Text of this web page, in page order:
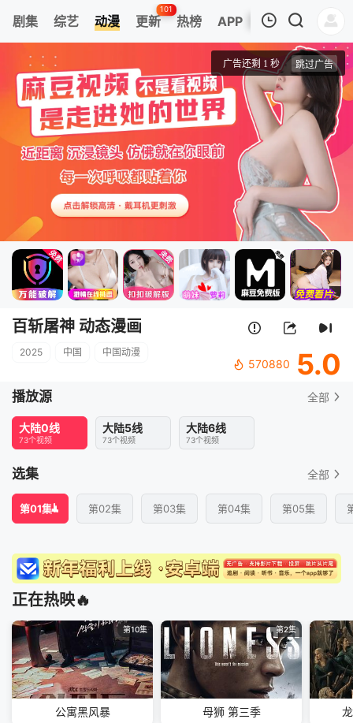
剧集 综艺 动漫 更新
101
热榜 APP
第01集
百斩屠神 动态漫画
清空
百斩屠神 动态漫画
2025 中国 中国动漫
570880 5.0
播放源 全部
大陆0线
73个视频
大陆5线
73个视频
大陆6线
73个视频
选集 全部
第01集 第02集 第03集 第04集 第05集
正在热映🔥
第10集
公寓黑风暴
第2集
母狮 第三季